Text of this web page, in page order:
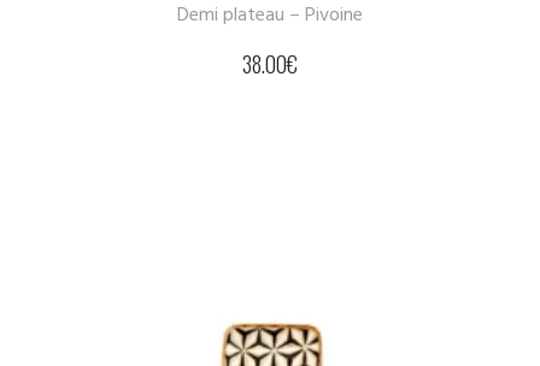
Demi plateau – Pivoine
38.00€